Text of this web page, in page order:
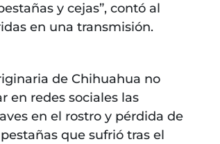
y cejas”, contó al
en una transmisión.
de Chihuahua no
en redes sociales las
en el rostro y pérdida de
que sufrió tras el